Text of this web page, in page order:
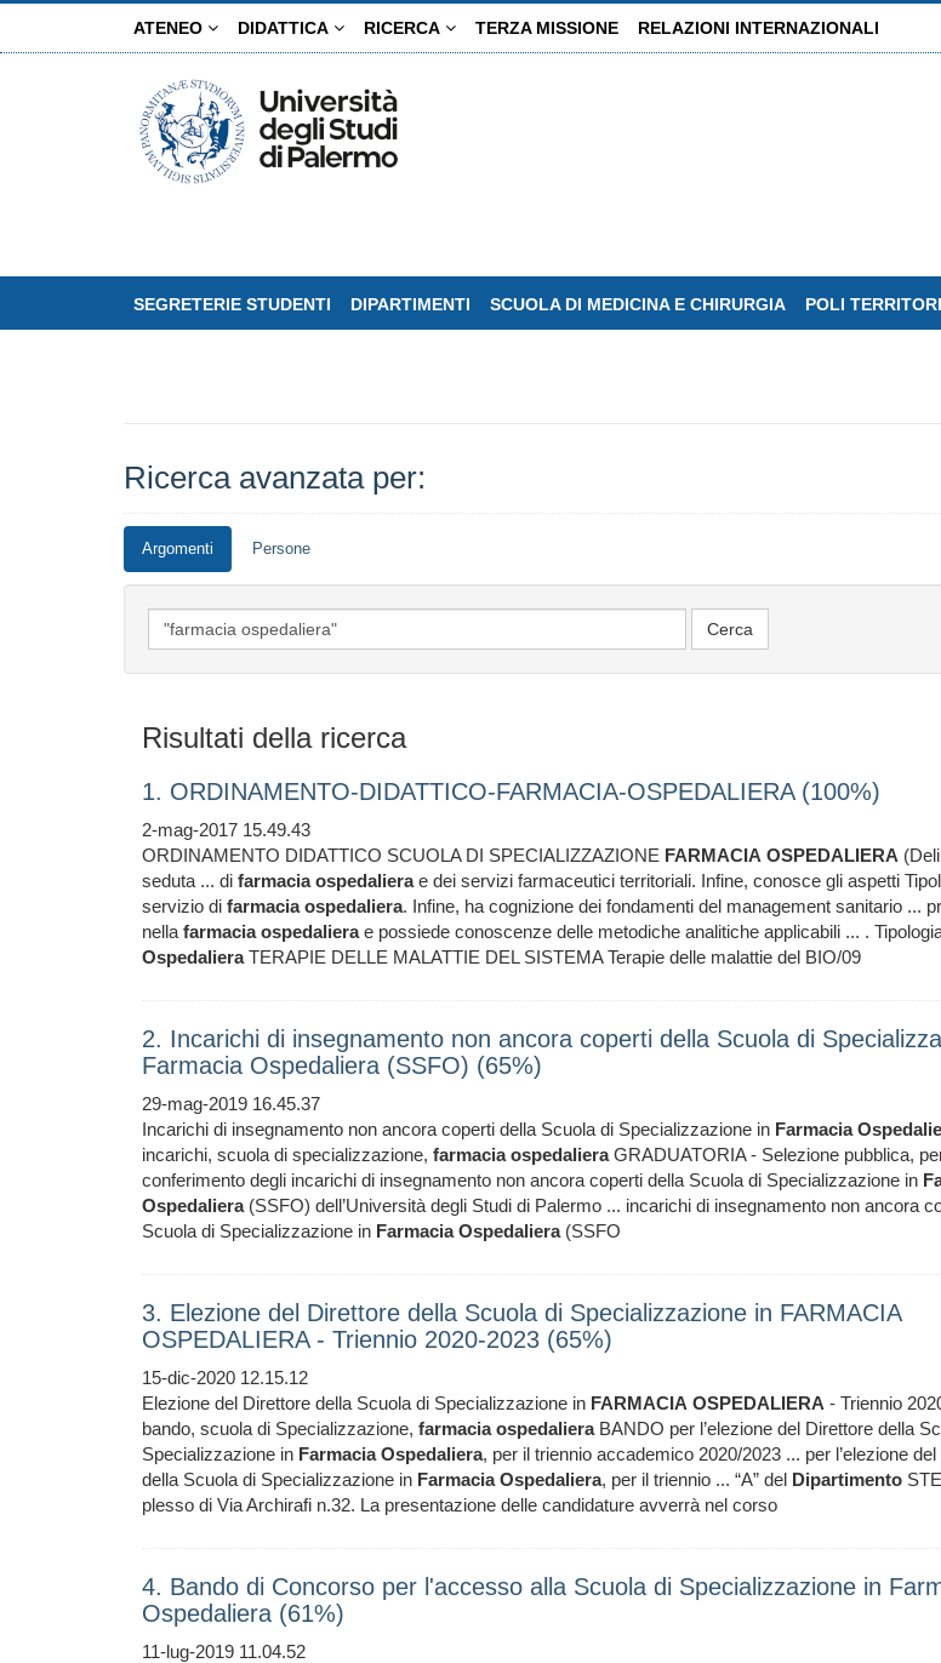
ATENEO DIDATTICA RICERCA TERZA MISSIONE RELAZIONI INTERNAZIONALI
SEGRETERIE STUDENTI DIPARTIMENTI SCUOLA DI MEDICINA E CHIRURGIA POLI
Ricerca avanzata per:
Argomenti Persone
Risultati della ricerca
1. ORDINAMENTO-DIDATTICO-FARMACIA-OSPEDALIERA (100%)
2-mag-2017 15.49.43
ORDINAMENTO DIDATTICO SCUOLA DI SPECIALIZZAZIONE FARMACIA OSPEDALIERA
seduta ... di farmacia ospedalierae dei servizi farmaceutici territoriali. Infine, conosce gli aspetti
servizio di farmacia ospedaliera. Infine, ha cognizione dei fondamenti del management sanitario ...
nella farmacia ospedalierae possiede conoscenze delle metodiche analitiche applicabili ... .
OspedalieraTERAPIE DELLE MALATTIE DEL SISTEMA Terapie delle malattie del BIO/09
2. Incarichi di insegnamento non ancora coperti della Scuola di
Farmacia Ospedaliera (SSFO) (65%)
29-mag-2019 16.45.37
Incarichi di insegnamento non ancora coperti della Scuola di Specializzazione in Farmacia
incarichi, scuola di specializzazione, farmacia ospedalieraGRADUATORIA - Selezione pubblica,
conferimento degli incarichi di insegnamento non ancora coperti della Scuola di Specializzazione in
Ospedaliera(SSFO) dell’Università degli Studi di Palermo ... incarichi di insegnamento non ancora
Scuola di Specializzazione in Farmacia Ospedaliera(SSFO
3. Elezione del Direttore della Scuola di Specializzazione in FARMACIA
OSPEDALIERA - Triennio 2020-2023 (65%)
15-dic-2020 12.15.12
Elezione del Direttore della Scuola di Specializzazione in FARMACIA OSPEDALIERA - Triennio
bando, scuola di Specializzazione, farmacia ospedalieraBANDO per l’elezione del Direttore della
Specializzazione in Farmacia Ospedaliera, per il triennio accademico 2020/2023 ... per l’elezione
della Scuola di Specializzazione in Farmacia Ospedaliera, per il triennio ... “A” del Dipartimento
plesso di Via Archirafi n.32. La presentazione delle candidature avverrà nel corso
4. Bando di Concorso per l'accesso alla Scuola di Specializzazione in
Ospedaliera (61%)
11-lug-2019 11.04.52